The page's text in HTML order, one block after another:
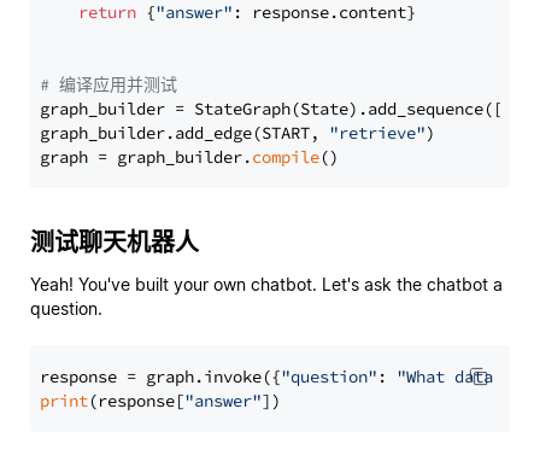
return {"answer" : response.content}
# 编译应用并测试
graph_builder =
graph_builder.add_edge(START, "retrieve")
graph = graph_builder.compile
测试聊天机器人
Yeah! You've built your own chatbot. Let's ask the chatbot a
question.
response = graph.invoke({"question" : "What data
print(response["answer"